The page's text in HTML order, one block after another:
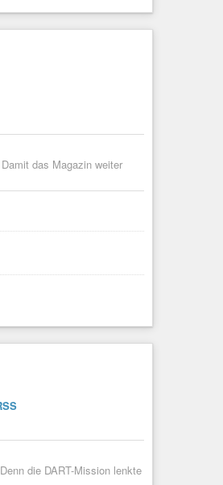
und befinden sich ungefähr
zusammengekommen sind,
und sein Team in einer
nur die braunen Zwerge
das Magazin weiter
die DART-Mission lenkte